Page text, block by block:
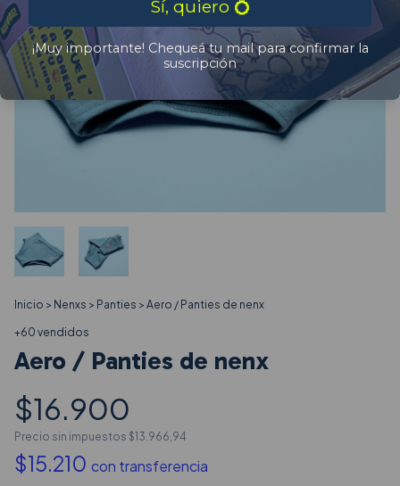
Inicio > Nenxs > Panties > Aero / Panties de nenx
+60 vendidos
Aero / Panties de nenx
$16.900
Precio sin impuestos $13.966,94
$15.210 con transferencia
Sí, quiero 💍
¡Muy importante! Chequeá tu mail para confirmar la
suscripción